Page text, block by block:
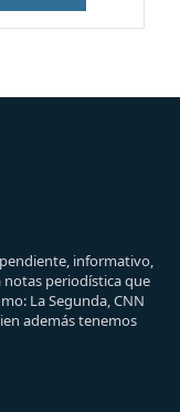
informativo,
notas periodística que
La Segunda, CNN
además tenemos